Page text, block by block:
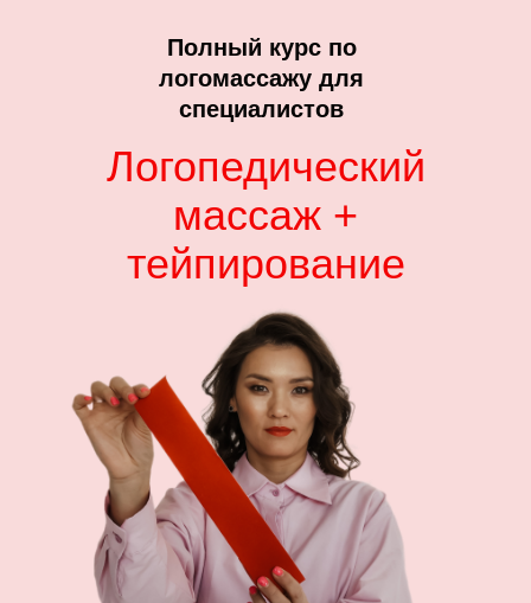
Полный курс по
логомассажу для
специалистов
Логопедический
массаж +
тейпирование